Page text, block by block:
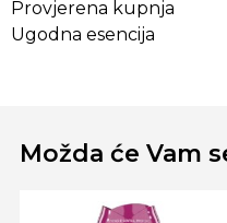
Provjerena kupnja
Ugodna esencija
Možda će Vam